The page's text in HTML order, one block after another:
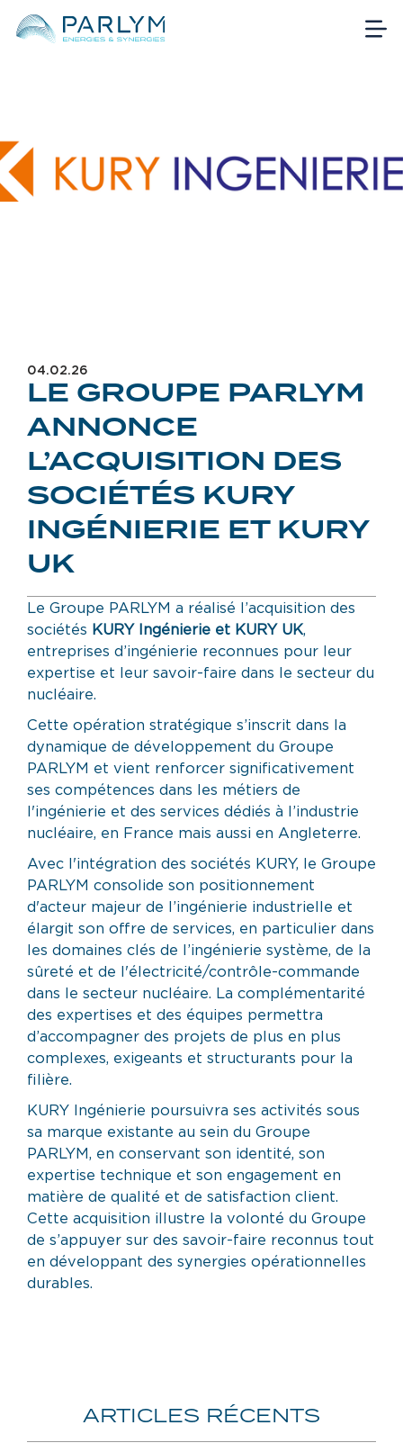
04.02.26
LE GROUPE PARLYM
ANNONCE
L’ACQUISITION DES
SOCIÉTÉS KURY
INGÉNIERIE ET KURY
UK
Le Groupe PARLYM a réalisé l’acquisition des
sociétés KURY Ingénierie et KURY UK,
entreprises d’ingénierie reconnues pour leur
expertise et leur savoir-faire dans le secteur du
nucléaire.
Cette opération stratégique s’inscrit dans la
dynamique de développement du Groupe
PARLYM et vient renforcer significativement
ses compétences dans les métiers de
l'ingénierie et des services dédiés à l’industrie
nucléaire, en France mais aussi en Angleterre.
Avec l'intégration des sociétés KURY, le Groupe
PARLYM consolide son positionnement
d'acteur majeur de l’ingénierie industrielle et
élargit son offre de services, en particulier dans
les domaines clés de l’ingénierie système, de la
sûreté et de l'électricité/contrôle-commande
dans le secteur nucléaire. La complémentarité
des expertises et des équipes permettra
d’accompagner des projets de plus en plus
complexes, exigeants et structurants pour la
filière.
KURY Ingénierie poursuivra ses activités sous
sa marque existante au sein du Groupe
PARLYM, en conservant son identité, son
expertise technique et son engagement en
matière de qualité et de satisfaction client.
Cette acquisition illustre la volonté du Groupe
de s’appuyer sur des savoir-faire reconnus tout
en développant des synergies opérationnelles
durables.
ARTICLES RÉCENTS